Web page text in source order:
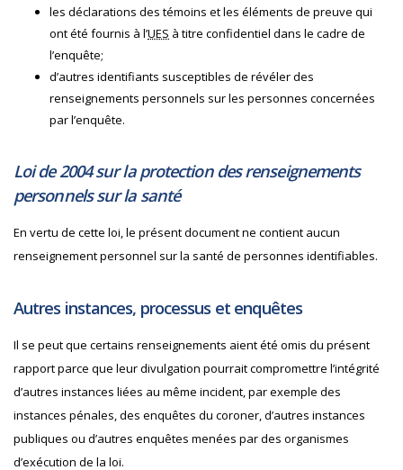
les déclarations des témoins et les éléments de preuve qui
ont été fournis à l’UES à titre confidentiel dans le cadre de
l’enquête;
d’autres identifiants susceptibles de révéler des
renseignements personnels sur les personnes concernées
par l’enquête.
Loi de 2004 sur la protection des renseignements
personnels sur la santé
En vertu de cette loi, le présent document ne contient aucun
renseignement personnel sur la santé de personnes identifiables.
Autres instances, processus et enquêtes
Il se peut que certains renseignements aient été omis du présent
rapport parce que leur divulgation pourrait compromettre l’intégrité
d’autres instances liées au même incident, par exemple des
instances pénales, des enquêtes du coroner, d’autres instances
publiques ou d’autres enquêtes menées par des organismes
d’exécution de la loi.